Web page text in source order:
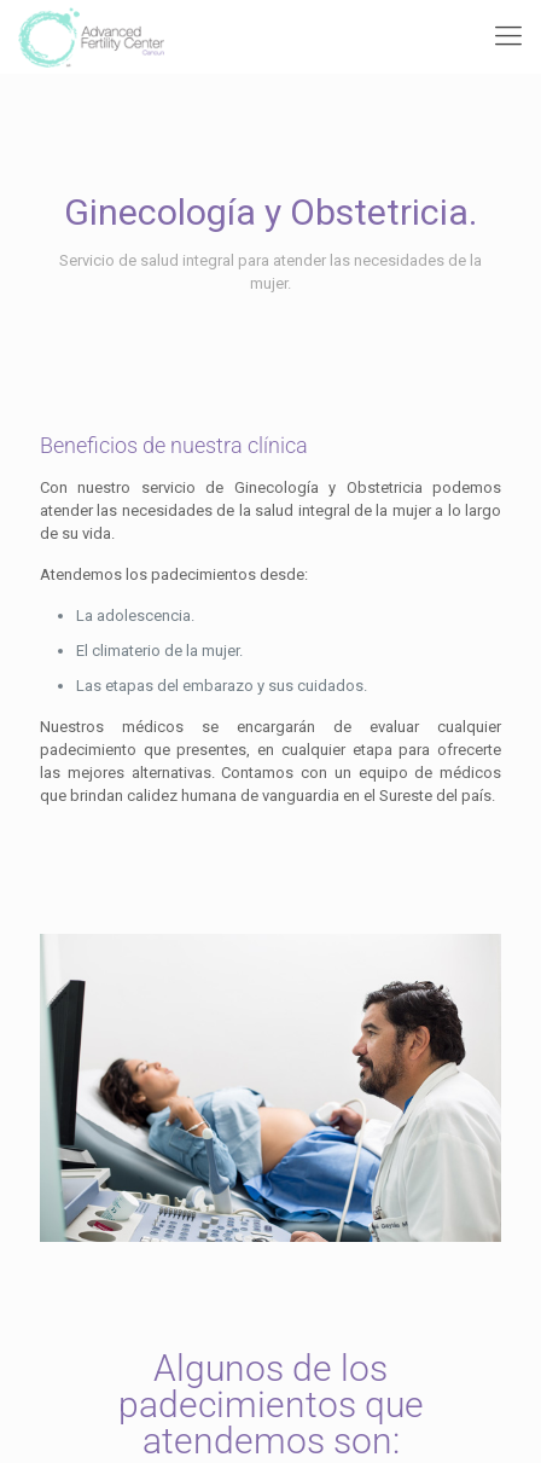
Ginecología y Obstetricia.
Servicio de salud integral para atender las necesidades de la
mujer.
Beneficios de nuestra clínica
Con nuestro servicio de Ginecología y Obstetricia podemos
atender las necesidades de la salud integral de la mujer a lo largo
de su vida.
Atendemos los padecimientos desde:
La adolescencia.
El climaterio de la mujer.
Las etapas del embarazo y sus cuidados.
Nuestros médicos se encargarán de evaluar cualquier
padecimiento que presentes, en cualquier etapa para ofrecerte
las mejores alternativas. Contamos con un equipo de médicos
que brindan calidez humana de vanguardia en el Sureste del país.
Algunos de los
padecimientos que
atendemos son: